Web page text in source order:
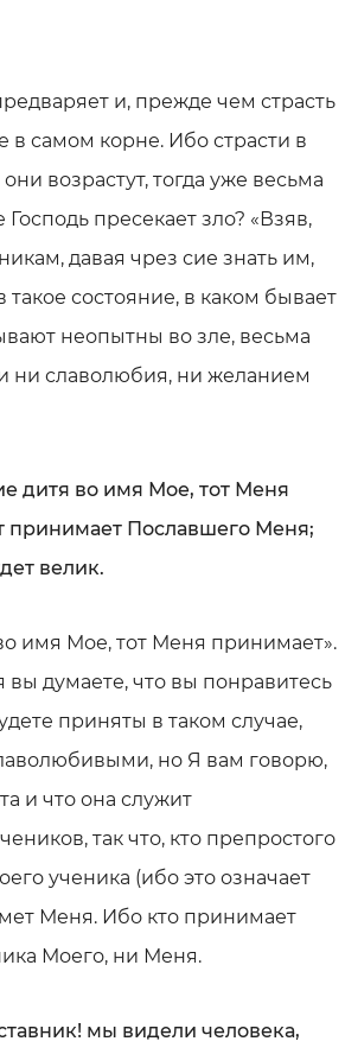
и, прежде чем страсть
в самом корне. Ибо страсти в
возрастут, тогда уже весьма
пресекает зло? «Взяв,
давая чрез сие знать им,
состояние, в каком бывает
неопытны во зле, весьма
ни славолюбия, ни желанием
дитя во имя Мое, тот Меня
принимает Пославшего Меня;
велик.
имя Мое, тот Меня принимает».
думаете, что вы понравитесь
приняты в таком случае,
но Я вам говорю,
и что она служит
так что, кто препростого
ученика (ибо это означает
Меня. Ибо кто принимает
Моего, ни Меня.
мы видели человека,